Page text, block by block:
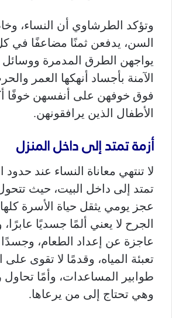
وتؤكد الطرشاوي أن النساء،
السن، يدفعن ثمنًا مضاعفًا في
يواجهن الطرق المدمرة ووسائل
الآمنة بأجساد أنهكها العمر
فوق خوفهن على أنفسهن خوفًا
الأطفال الذين يرافقونهن.
أزمة تمتد إلى داخل المنزل
لا تنتهي معاناة النساء عند
تمتد إلى داخل البيت، حيث
عجز يومي يثقل حياة الأسرة
الجرح لا يعني ألمًا جسديًا عابرًا،
عاجزة عن إعداد الطعام،
تعبئة المياه، وقدمًا لا تقوى
طوابير المساعدات، وأمًا تحاول
وهي تحتاج إلى من يرعاها.